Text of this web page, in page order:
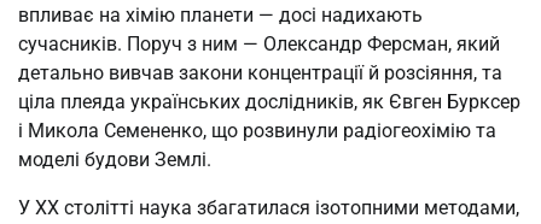
впливає на хімію планети — досі надихають
сучасників. Поруч з ним — Олександр Ферсман, який
детально вивчав закони концентрації й розсіяння, та
ціла плеяда українських дослідників, як Євген Бурксер
і Микола Семененко, що розвинули радіогеохімію та
моделі будови Землі.
У XX столітті наука збагатилася ізотопними методами,